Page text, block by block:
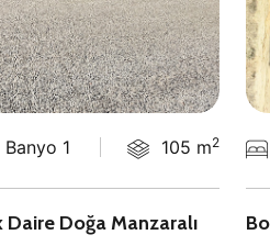
Banyo 1 105 m2
Daire Doğa Manzaralı